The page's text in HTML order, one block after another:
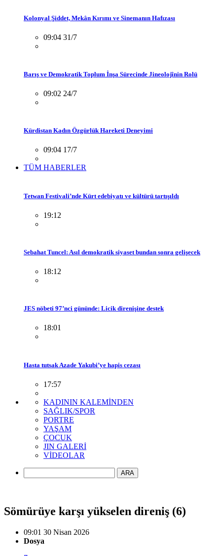
Kolonyal Şiddet, Mekân Kırımı ve Sinemanın Hafızası
09:04 31/7
Barış ve Demokratik Toplum İnşa Sürecinde Jineolojînin Rolü
09:02 24/7
Kürdistan Kadın Özgürlük Hareketi Deneyimi
09:04 17/7
TÜM HABERLER
Tetwan Festivali’nde Kürt edebiyatı ve kültürü tartışıldı
19:12
Sebahat Tuncel: Asıl demokratik siyaset bundan sonra gelişecek
18:12
JES nöbeti 97’nci gününde: Licik direnişine destek
18:01
Hasta tutsak Azade Yakubi’ye hapis cezası
17:57
KADININ KALEMİNDEN
SAĞLIK/SPOR
PORTRE
YAŞAM
ÇOCUK
JIN GALERİ
VİDEOLAR
ARA
Sömürüye karşı yükselen direniş (6)
09:01 30 Nisan 2026
Dosya